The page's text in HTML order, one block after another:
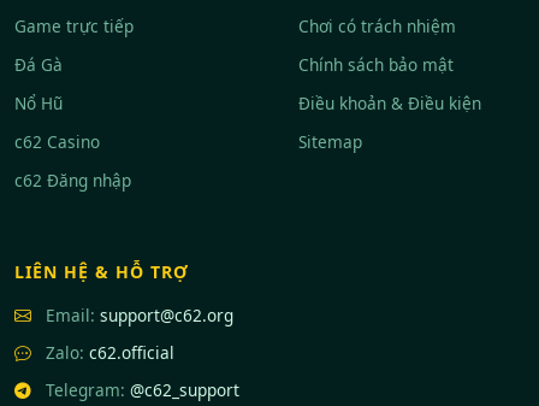
Game trực tiếp
Đá Gà
Nổ Hũ
c62 Casino
c62 Đăng nhập
Chơi có trách nhiệm
Chính sách bảo mật
Điều khoản & Điều kiện
Sitemap
LIÊN HỆ & HỖ TRỢ
Email: support@c62.org
Zalo: c62.official
Telegram: @c62_support